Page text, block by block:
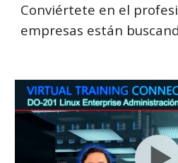
Conviértete en el
empresas están